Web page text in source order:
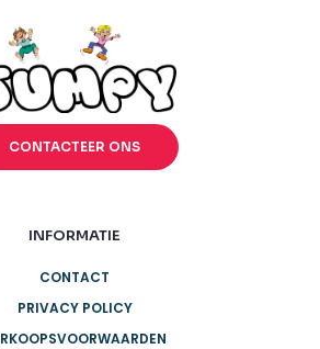
CONTACTEER ONS
INFORMATIE
CONTACT
PRIVACY POLICY